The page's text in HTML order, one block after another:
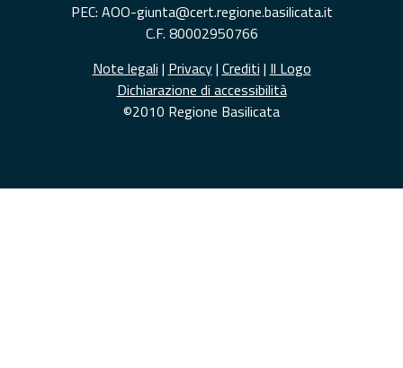
PEC: AOO-giunta@cert.regione.basilicata.it
C.F. 80002950766
Note legali | Privacy| Crediti | Il Logo
Dichiarazione di accessibilità
©2010 Regione Basilicata